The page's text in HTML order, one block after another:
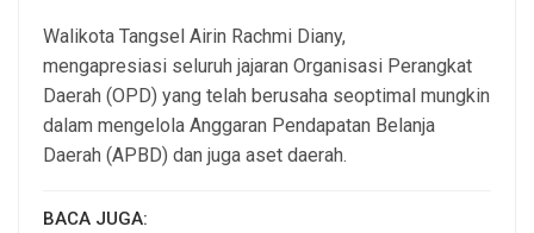
Walikota Tangsel Airin Rachmi Diany,
mengapresiasi seluruh jajaran Organisasi Perangkat
Daerah (OPD) yang telah berusaha seoptimal mungkin
dalam mengelola Anggaran Pendapatan Belanja
Daerah (APBD) dan juga aset daerah.
BACA JUGA: